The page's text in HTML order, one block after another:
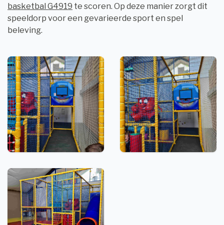
basketbal G4919 te scoren. Op deze manier zorgt dit
speeldorp voor een gevarieerde sport en spel
beleving.